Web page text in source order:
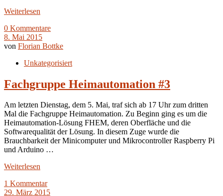
Weiterlesen
0 Kommentare
8. Mai 2015
von Florian Bottke
Unkategorisiert
Fachgruppe Heimautomation #3
Am letzten Dienstag, dem 5. Mai, traf sich ab 17 Uhr zum dritten
Mal die Fachgruppe Heimautomation. Zu Beginn ging es um die
Heimautomation-Lösung FHEM, deren Oberfläche und die
Softwarequalität der Lösung. In diesem Zuge wurde die
Brauchbarkeit der Minicomputer und Mikrocontroller Raspberry Pi
und Arduino …
Weiterlesen
1 Kommentar
29. März 2015